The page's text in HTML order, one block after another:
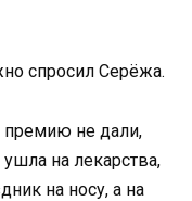
спросил Серёжа.
премию не дали,
на лекарства,
на носу, а на